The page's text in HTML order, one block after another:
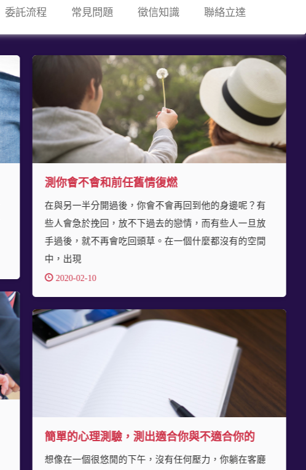
委託流程 常見問題 徵信知識 聯絡立達
測你會不會和前任舊情復燃
在與另一半分開過後，你會不會再回到他的身邊呢？有
些人會急於挽回，放不下過去的戀情，而有些人一旦放
手過後，就不再會吃回頭草。在一個什麼都沒有的空間
中，出現
2020-02-10
簡單的心理測驗，測出適合你與不適合你的
想像在一個很悠閒的下午，沒有任何壓力，你躺在客廳